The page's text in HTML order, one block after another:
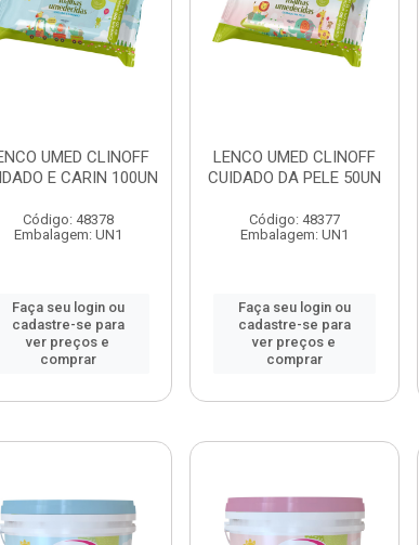
UMED CLINOFF
E CARIN 100UN
Código: 48378
Embalagem: UN1
Faça seu login ou
cadastre-se para
ver preços e
comprar
LENCO UMED CLINOFF
CUIDADO DA PELE 50UN
Código: 48377
Embalagem: UN1
Faça seu login ou
cadastre-se para
ver preços e
comprar